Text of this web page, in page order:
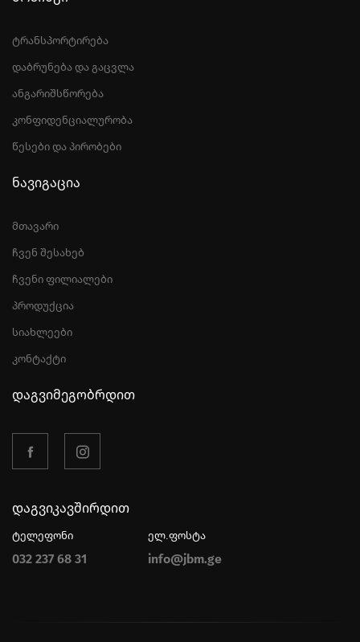
ტრანსპორტირება
დაბრუნება და გაცვლა
ანგარიშსწორება
კონფიდენციალურობა
წესები და პირობები
ნავიგაცია
მთავარი
ჩვენ შესახებ
ჩვენი ფილიალები
პროდუქცია
სიახლეები
კონტაქტი
დაგვიმეგობრდით
დაგვიკავშირდით
ტელეფონი
032 237 68 31
ელ.ფოსტა
info@jbm.ge